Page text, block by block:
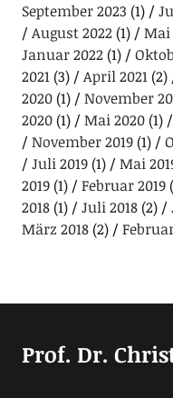
September 2023 (1)
August 2022(1) Mai
Januar 2022(1)
2021(3) April 2021(2)
2020(1) November
2020(1) Mai 2020(1)
November 2019(1)
Juli 2019(1) Mai
2019(1) Februar 2019
2018(1) Juli 2018(2)
März 2018(2)
Prof. Dr.